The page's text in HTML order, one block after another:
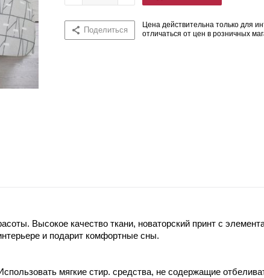
Поделиться
Цена действительна только для
отличаться от цен в розничных
Высокое качество ткани, новаторский принт с
и подарит комфортные сны.
мягкие стир. средства, не содержащие